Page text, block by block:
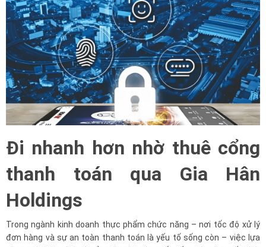
Đi nhanh hơn nhờ thuê cổng
thanh toán qua Gia Hân
Holdings
Trong ngành kinh doanh thực phẩm chức năng – nơi tốc độ xử lý
đơn hàng và sự an toàn thanh toán là yếu tố sống còn – việc lựa